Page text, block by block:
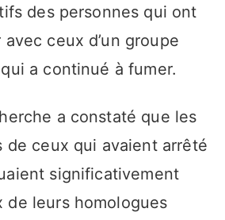
des personnes qui ont
ceux d’un groupe
a continué à fumer.
a constaté que les
de ceux qui avaient arrêté
significativement
de leurs homologues